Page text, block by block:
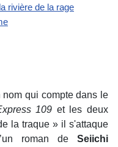
rivière de la rage
qui compte dans le
109 et les deux
la traque » il s'attaque
roman de Seiichi